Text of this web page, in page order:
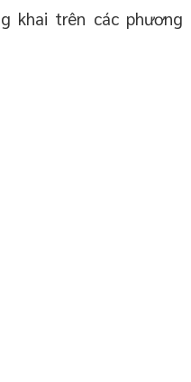
khai trên các phương